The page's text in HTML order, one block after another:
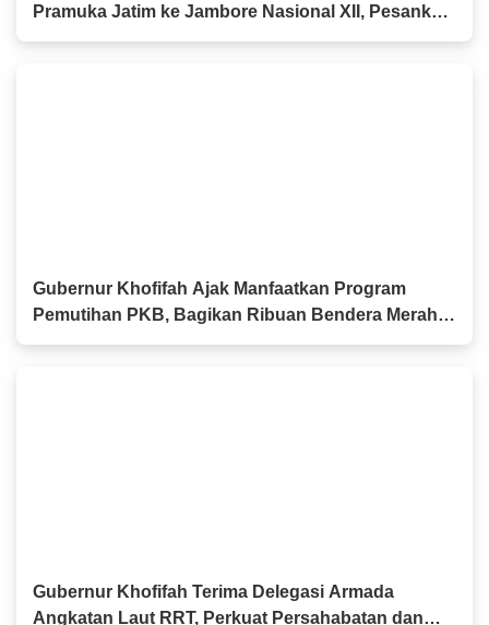
Pramuka Jatim ke Jambore Nasional XII, Pesankan
Semangat Persaudaraan
Gubernur Khofifah Ajak Manfaatkan Program
Pemutihan PKB, Bagikan Ribuan Bendera Merah
Putih dan Sembako kepada Ojol Malang
Gubernur Khofifah Terima Delegasi Armada
Angkatan Laut RRT, Perkuat Persahabatan dan